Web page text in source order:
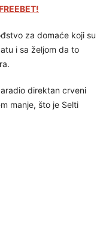
za domaće koji su
i sa željom da to
direktan crveni
manje, što je Selti